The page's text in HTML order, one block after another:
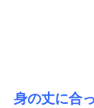
身の丈に合